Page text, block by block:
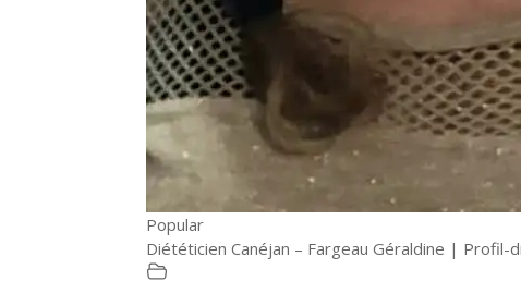
Popular
Diététicien Canéjan – Fargeau Géraldine | Profil-